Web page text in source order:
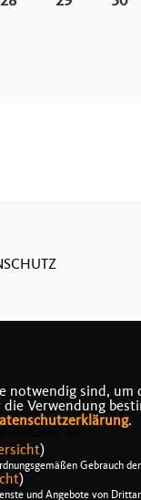
notwendig sind,
Verwendung
.
)
Gebrauch
)
und Angebote von